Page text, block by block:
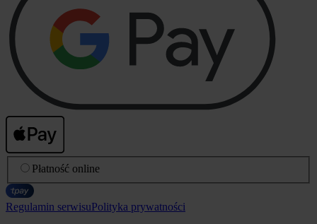
Płatność online
Regulamin serwisuPolityka prywatności